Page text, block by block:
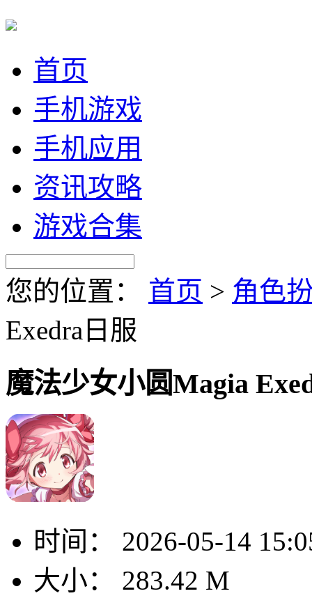
首页
手机游戏
手机应用
资讯攻略
游戏合集
您的位置： 首页 > 角色
Exedra日服
魔法少女小圆Magia
时间：
2026-05-14
大小：
283.42 M